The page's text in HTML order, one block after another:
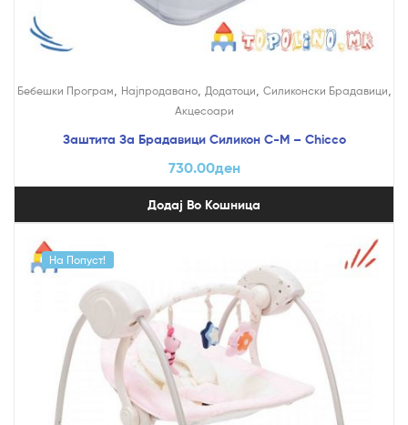
Бебешки Програм Најпродавано, Додатоци Силиконски Брадавици
Акцесоари
Заштита За Брадавици Силикон С-М – Chicco
730.00ден
Додај Во Кошница
На Попуст!